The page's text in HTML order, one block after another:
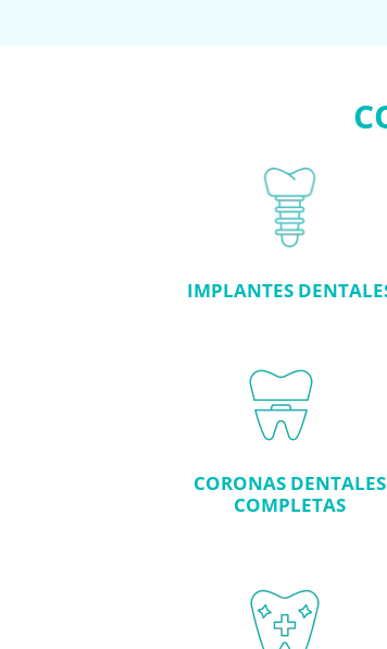
IMPLANTES
CORONAS DENTALES
COMPLETAS